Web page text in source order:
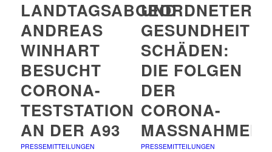
LANDTAGSABGEORDNETER
ANDREAS
WINHART
BESUCHT
CORONA-
TESTSTATION
AN DER A93
PRESSEMITTEILUNGEN
UND
SCHÄDEN:
DIE FOLGEN
DER
CORONA-
MASSNAHMEN
PRESSEMITTEILUNGEN